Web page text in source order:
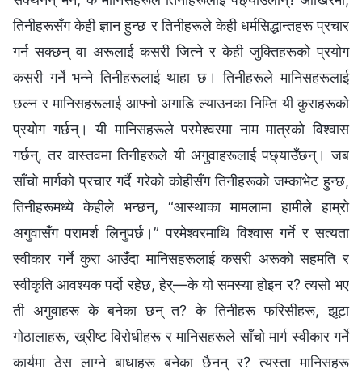
तिनीहरूसँग केही ज्ञान हुन्छ र तिनीहरूले केही धर्मसिद्धान्तहरू प्रचार
गर्न सक्छन् वा अरूलाई कसरी जित्ने र केही जुक्तिहरूको प्रयोग
कसरी गर्ने भन्‍ने तिनीहरूलाई थाहा छ। तिनीहरूले मानिसहरूलाई
छल्न र मानिसहरूलाई आफ्नो अगाडि ल्याउनका निम्ति यी कुराहरूको
प्रयोग गर्छन्। यी मानिसहरूले परमेश्‍वरमा नाम मात्रको विश्‍वास
गर्छन्, तर वास्तवमा तिनीहरूले यी अगुवाहरूलाई पछ्याउँछन्। जब
साँचो मार्गको प्रचार गर्दै गरेको कोहीसँग तिनीहरूको जम्काभेट हुन्छ,
तिनीहरूमध्ये केहीले भन्छन्, “आस्थाका मामलामा हामीले हाम्रो
अगुवासँग परामर्श लिनुपर्छ।” परमेश्‍वरमाथि विश्‍वास गर्ने र सत्यता
स्वीकार गर्ने कुरा आउँदा मानिसहरूलाई कसरी अरूको सहमति र
स्वीकृति आवश्यक पर्दो रहेछ, हेर्—के यो समस्या होइन र? त्यसो भए
ती अगुवाहरू के बनेका छन् त? के तिनीहरू फरिसीहरू, झूटा
गोठालाहरू, ख्रीष्ट विरोधीहरू र मानिसहरूले साँचो मार्ग स्वीकार गर्ने
कार्यमा ठेस लाग्‍ने बाधाहरू बनेका छैनन् र? त्यस्ता मानिसहरू